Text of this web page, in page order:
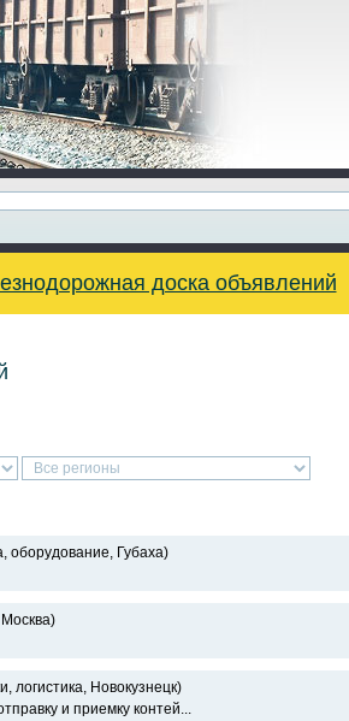
доска объявлений
оборудование, Губаха)
логистика, Новокузнецк)
и приемку контей...